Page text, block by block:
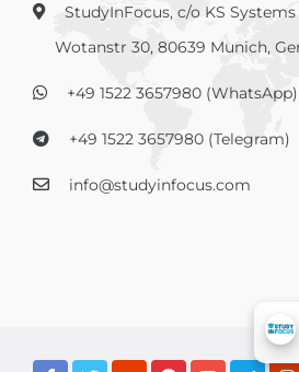
StudyInFocus, c/o KS
Wotanstr 30, 80639 Munich,
+49 1522 3657980 (WhatsApp)
+49 1522 3657980 (Telegram)
info@studyinfocus.com